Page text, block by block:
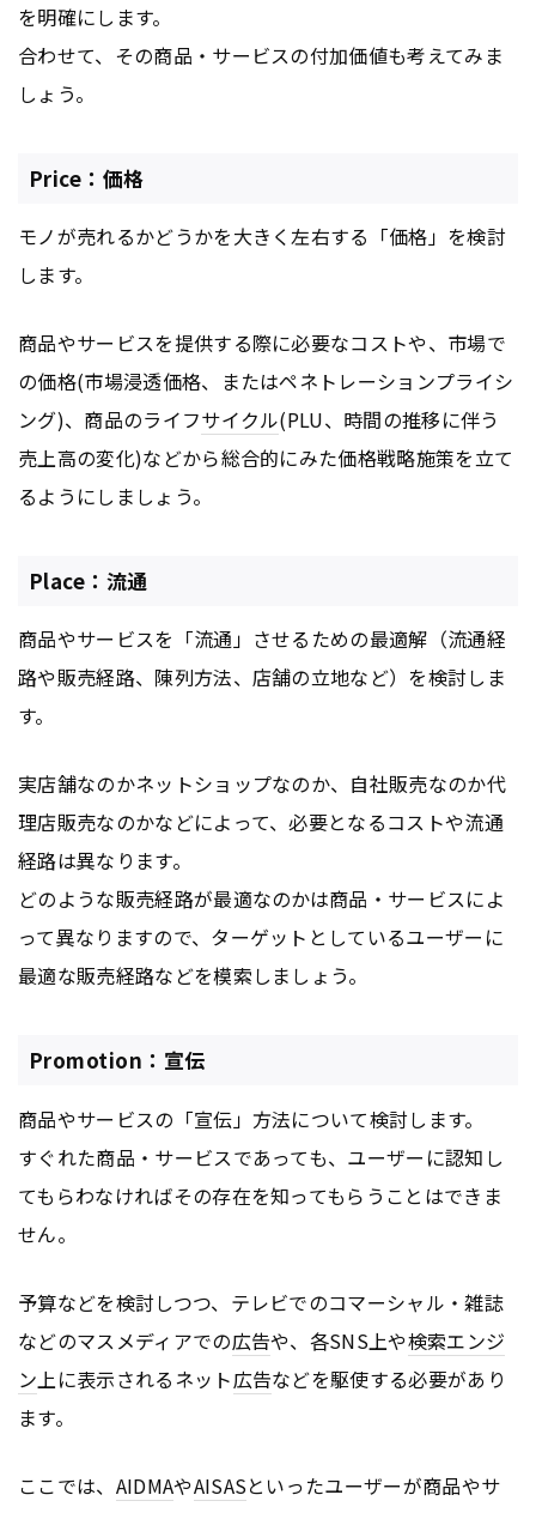
を明確にします。
合わせて、その商品・サービスの付加価値も考えてみま
しょう。
Price：価格
モノが売れるかどうかを大きく左右する「価格」を検討
します。
商品やサービスを提供する際に必要なコストや、市場で
の価格(市場浸透価格、またはペネトレーションプライシ
ング)、商品のライフサイクル(PLU、時間の推移に伴う
売上高の変化)などから総合的にみた価格戦略施策を立て
るようにしましょう。
Place：流通
商品やサービスを「流通」させるための最適解（流通経
路や販売経路、陳列方法、店舗の立地など）を検討しま
す。
実店舗なのかネットショップなのか、自社販売なのか代
理店販売なのかなどによって、必要となるコストや流通
経路は異なります。
どのような販売経路が最適なのかは商品・サービスによ
って異なりますので、ターゲットとしているユーザーに
最適な販売経路などを模索しましょう。
Promotion：宣伝
商品やサービスの「宣伝」方法について検討します。
すぐれた商品・サービスであっても、ユーザーに認知し
てもらわなければその存在を知ってもらうことはできま
せん。
予算などを検討しつつ、テレビでのコマーシャル・雑誌
などのマスメディアでの広告や、各SNS上や検索エンジ
ン 上に表示されるネット広告などを駆使する必要があり
ます。
ここでは、 AIDMAやAISASといったユーザーが商品やサ